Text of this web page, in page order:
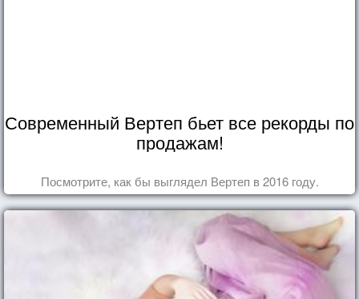
Современный Вертеп бьет все рекорды по
продажам!
Посмотрите, как бы выглядел Вертеп в 2016 году.